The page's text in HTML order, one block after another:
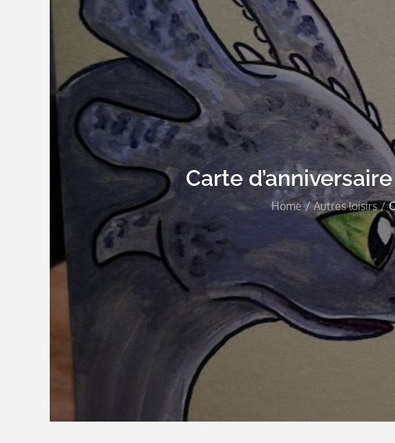
Carte
Home Autres loisirs